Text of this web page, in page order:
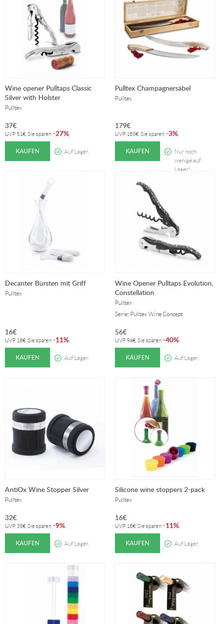
Wine opener Pulltaps Classic
Silver with Holster
Pulltex
37€
UVP 51€ . Sie sparen -27%
KAUFEN Auf Lager.
Pulltex Champagnersäbel
Pulltex
179€
UVP 185€ . Sie sparen -3%
KAUFEN
Nur noch
wenige auf
Lager!
Decanter Bürsten mit Griff
Pulltex
16€
UVP 18€ . Sie sparen -11%
KAUFEN Auf Lager.
Wine Opener Pulltaps Evolution,
Constellation
Pulltex
Serie: Pulltex Wine Concept
56€
UVP 94€ . Sie sparen -40%
KAUFEN Auf Lager.
AntiOx Wine Stopper Silver
Pulltex
32€
UVP 35€ . Sie sparen -9%
KAUFEN Auf Lager.
Silicone wine stoppers 2-pack
Pulltex
16€
UVP 18€ . Sie sparen -11%
KAUFEN Auf Lager.